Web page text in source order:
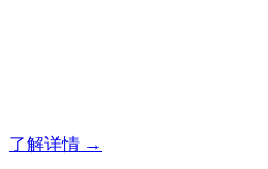
了解详情 →